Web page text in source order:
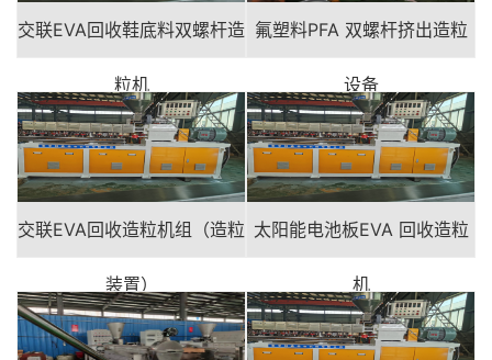
交联EVA回收鞋底料双螺杆造
粒机
氟塑料PFA 双螺杆挤出造粒
设备
交联EVA回收造粒机组（造粒
装置）
太阳能电池板EVA 回收造粒
机